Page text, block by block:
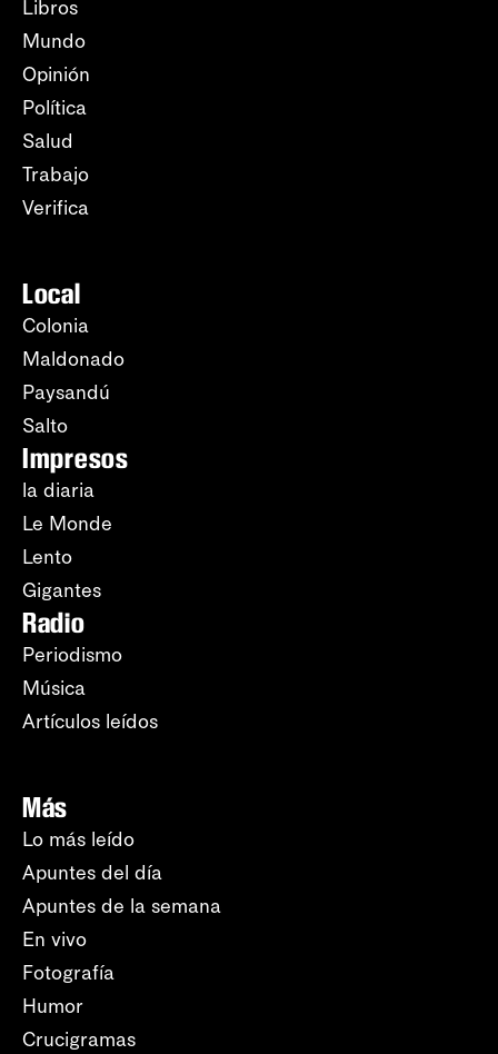
Libros
Mundo
Opinión
Política
Salud
Trabajo
Verifica
Local
Colonia
Maldonado
Paysandú
Salto
Impresos
la diaria
Le Monde
Lento
Gigantes
Radio
Periodismo
Música
Artículos leídos
Más
Lo más leído
Apuntes del día
Apuntes de la semana
En vivo
Fotografía
Humor
Crucigramas